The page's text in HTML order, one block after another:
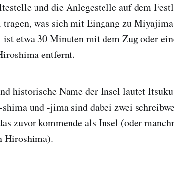
und die Anlegestelle auf dem
was sich mit Eingang zu Miyajima
etwa 30 Minuten mit dem Zug oder
entfernt.
historische Name der Insel lautet
und -jima sind dabei zwei
zuvor kommende als Insel (oder
Hiroshima).